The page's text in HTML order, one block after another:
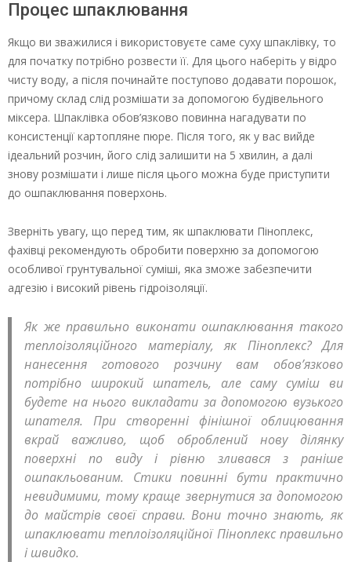
Процес шпаклювання
Якщо ви зважилися і використовуєте саме суху шпаклівку, то
для початку потрібно розвести її. Для цього наберіть у відро
чисту воду, а після починайте поступово додавати порошок,
причому склад слід розмішати за допомогою будівельного
міксера. Шпаклівка обов’язково повинна нагадувати по
консистенції картопляне пюре. Після того, як у вас вийде
ідеальний розчин, його слід залишити на 5 хвилин, а далі
знову розмішати і лише після цього можна буде приступити
до ошпаклювання поверхонь.
Зверніть увагу, що перед тим, як шпаклювати Піноплекс,
фахівці рекомендують обробити поверхню за допомогою
особливої грунтувальної суміші, яка зможе забезпечити
адгезію і високий рівень гідроізоляції.
Як же правильно виконати ошпаклювання такого
теплоізоляційного матеріалу, як Піноплекс? Для
нанесення готового розчину вам обов’язково
потрібно широкий шпатель, але саму суміш ви
будете на нього викладати за допомогою вузького
шпателя. При створенні фінішної облицювання
вкрай важливо, щоб оброблений нову ділянку
поверхні по виду і рівню зливався з раніше
ошпакльованим. Стики повинні бути практично
невидимими, тому краще звернутися за допомогою
до майстрів своєї справи. Вони точно знають, як
шпаклювати теплоізоляційної Піноплекс правильно
і швидко.